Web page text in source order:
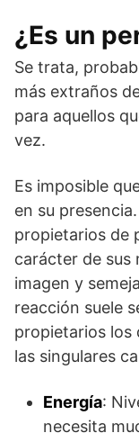
¿Es un
Se trata,
más extraños
para aquellos
vez.
Es imposible
en su
propietarios de
carácter de sus
imagen y
reacción suele
propietarios los
las singulares
Energía:
necesita